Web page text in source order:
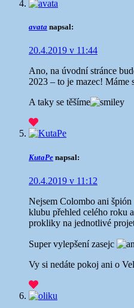
avata napsal:
20.4.2019 v 11:44
Ano, na úvodní stránce
2023 – to je mazec! Máme
A taky se těšíme
KutaPe napsal:
20.4.2019 v 11:12
Nejsem Colombo ani špión
klubu přehled celého roku
prokliky na jednotlivé
Super vylepšení zasejc
Vy si nedáte pokoj ani o